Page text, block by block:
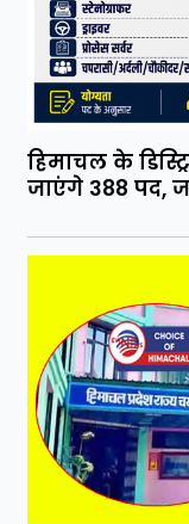
हिमाचल के
जाएंगे 388 पद,